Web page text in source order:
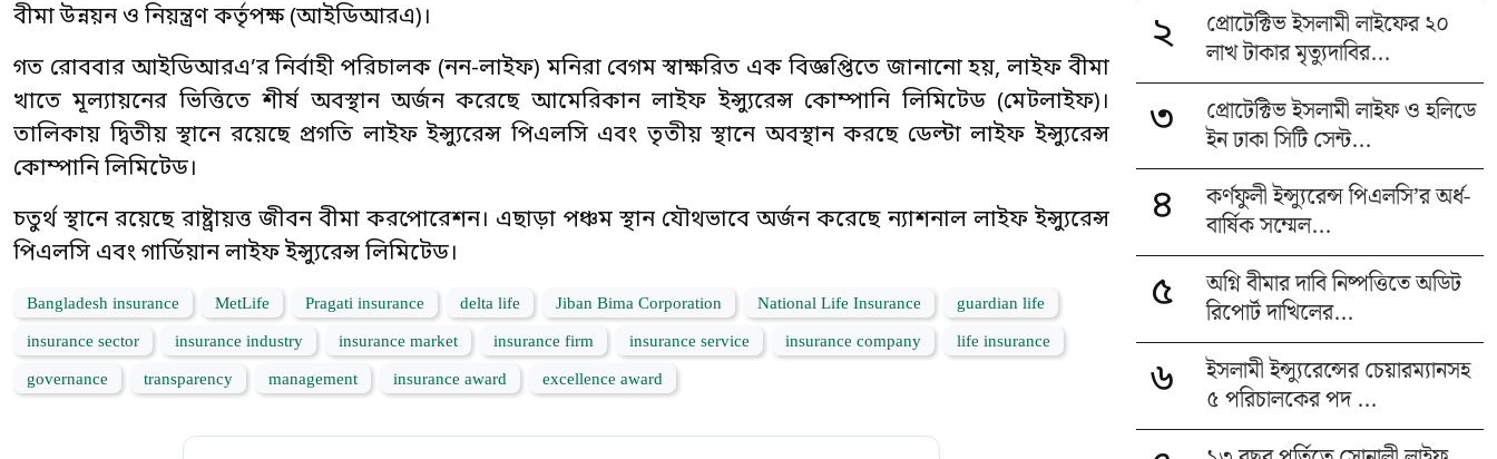
বীমা উন্নয়ন ও নিয়ন্ত্রণ কর্তৃপক্ষ (আইডিআরএ)।
গত রোববার আইডিআরএ’র নির্বাহী পরিচালক (নন-লাইফ) মনিরা বেগম স্বাক্ষরিত এক বিজ্ঞপ্তিতে জানানো হয়, লাইফ বীমা
খাতে মূল্যায়নের ভিত্তিতে শীর্ষ অবস্থান অর্জন করেছে আমেরিকান লাইফ ইন্স্যুরেন্স কোম্পানি লিমিটেড (মেটলাইফ)।
তালিকায় দ্বিতীয় স্থানে রয়েছে প্রগতি লাইফ ইন্স্যুরেন্স পিএলসি এবং তৃতীয় স্থানে অবস্থান করছে ডেল্টা লাইফ ইন্স্যুরেন্স
কোম্পানি লিমিটেড।
চতুর্থ স্থানে রয়েছে রাষ্ট্রায়ত্ত জীবন বীমা করপোরেশন। এছাড়া পঞ্চম স্থান যৌথভাবে অর্জন করেছে ন্যাশনাল লাইফ ইন্স্যুরেন্স
পিএলসি এবং গার্ডিয়ান লাইফ ইন্স্যুরেন্স লিমিটেড।
Bangladesh insurance MetLife Pragati insurance delta life Jiban Bima Corporation National Life Insurance
guardian life
insurance sector
insurance industry insurance market insurance firm insurance service insurance company
life insurance
governance
transparency management insurance award excellence award
২
প্রোটেক্টিভ ইসলামী লাইফের ২০
লাখ টাকার মৃত্যুদাবির...
৩
প্রোটেক্টিভ ইসলামী লাইফ ও হলিডে
ইন ঢাকা সিটি সেন্ট...
৪
কর্ণফুলী ইন্স্যুরেন্স পিএলসি’র অর্ধ-
বার্ষিক সম্মেল...
৫
অগ্নি বীমার দাবি নিষ্পত্তিতে অডিট
রিপোর্ট দাখিলের...
৬
ইসলামী ইন্স্যুরেন্সের চেয়ারম্যানসহ
৫ পরিচালকের পদ ...